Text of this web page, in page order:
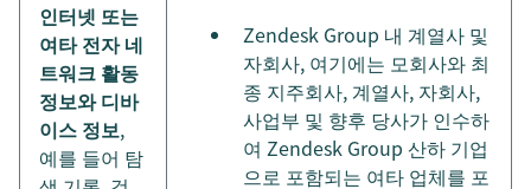
인터넷 또는
여타 전자 네
트워크 활동
정보와 디바
이스 정보,
예를 들어 탐
Zendesk Group 내 계열사 및
자회사, 여기에는 모회사와 최
종 지주회사, 계열사, 자회사,
사업부 및 향후 당사가 인수하
여 Zendesk Group 산하 기업
으로 포함되는 여타 업체를 포